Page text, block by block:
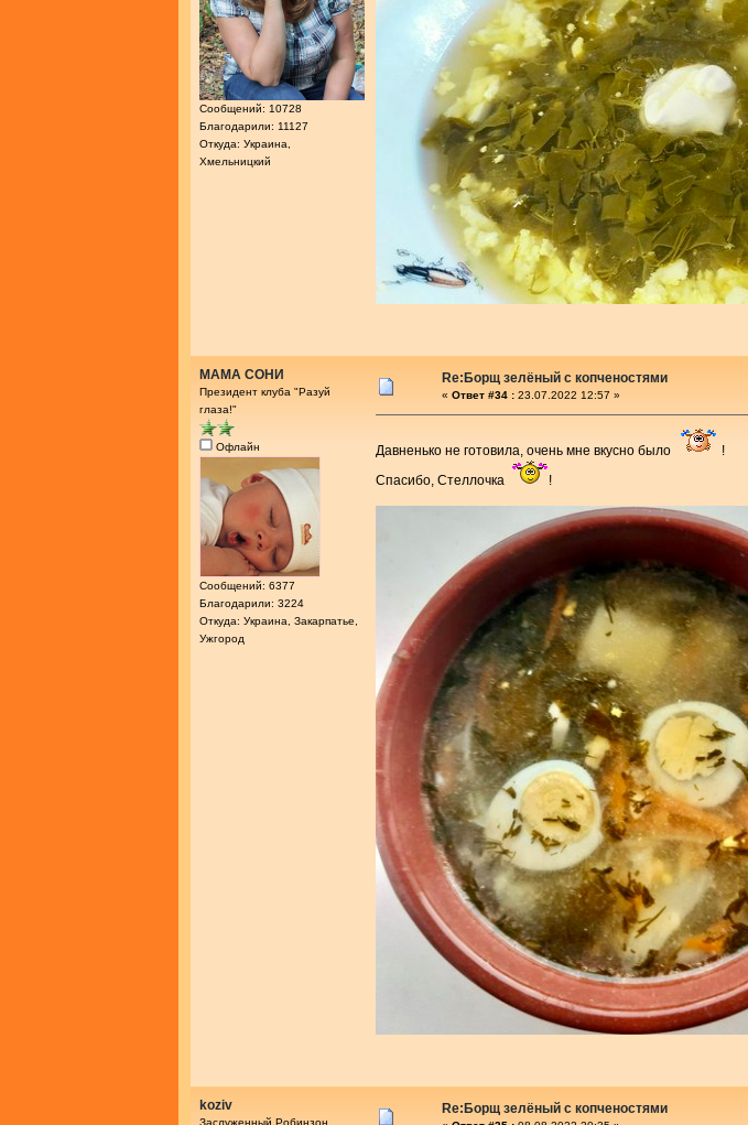
Сообщений: 10728
Благодарили: 11127
Откуда: Украина,
Хмельницкий
МАМА СОНИ
Президент клуба "Разуй
глаза!"
Офлайн
Сообщений: 6377
Благодарили: 3224
Откуда: Украина, Закарпатье,
Ужгород
Re:Борщ зелёный с копченостями
« Ответ #34 : 23.07.2022 12:57 »
Давненько не готовила, очень мне вкусно было
!
Спасибо, Стеллочка
!
koziv
Заслуженный Робинзон
Re:Борщ зелёный с копченостями